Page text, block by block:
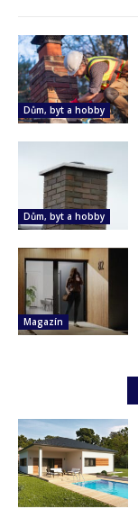
Dům, byt a hobby
Dům, byt a hobby
Magazín